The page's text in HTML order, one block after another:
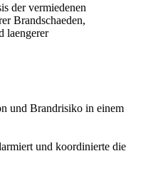
der vermiedenen
Brandschaeden,
laengerer
und Brandrisiko in einem
und koordinierte die